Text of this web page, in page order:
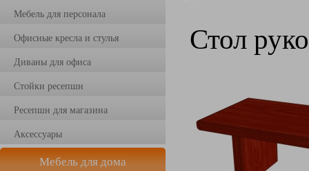
Мебель для персонала
Офисные кресла и стулья
Диваны для офиса
Стойки ресепшн
Ресепшн для магазина
Аксессуары
Мебель для дома
Стол